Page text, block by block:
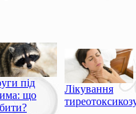
під
що
Лікування